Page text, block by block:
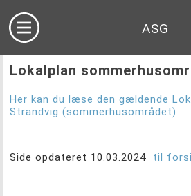
ASG
Lokalplan
Her kan du læse den gældende
Strandvig (sommerhusområdet)
Side opdateret 10.03.2024 til